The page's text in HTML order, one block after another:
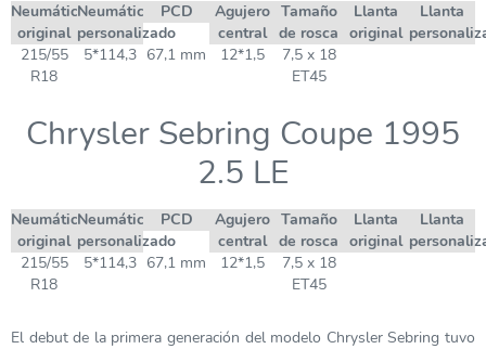
Neumático
original
Neumático
personalizado
PCD
Agujero
central
Tamaño
de rosca
Llanta
original
Llanta
215/55
R18
5*114,3 67,1 mm 12*1,5
7,5 x 18
ET45
Chrysler Sebring Coupe 1995
2.5 LE
Neumático
original
Neumático
personalizado
PCD
Agujero
central
Tamaño
de rosca
Llanta
original
Llanta
215/55
R18
5*114,3 67,1 mm 12*1,5
7,5 x 18
ET45
El debut de la primera generación del modelo Chrysler Sebring tuvo